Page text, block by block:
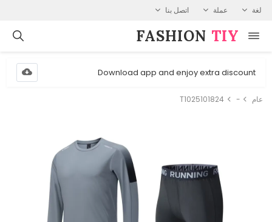
لغة عملة اتصل بنا
FASHION⁠ TIY
Download app and enjoy extra discount
عام -
T1025101824